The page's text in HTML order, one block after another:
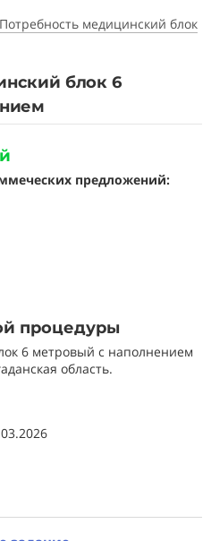
Потребность медицинский блок
блок 6
предложений:
процедуры
6 метровый с наполнением
область.